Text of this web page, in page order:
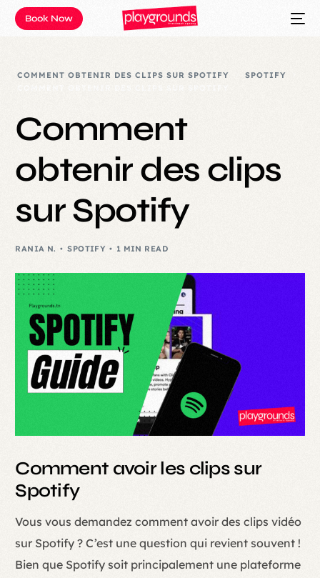
Book Now
COMMENT OBTENIR DES CLIPS SUR SPOTIFY
SPOTIFY
Comment
obtenir des clips
sur Spotify
RANIA N. SPOTIFY 1 MIN READ
Comment avoir les clips sur
Spotify
Vous vous demandez comment avoir des clips vidéo
sur Spotify ? C’est une question qui revient souvent !
Bien que Spotify soit principalement une plateforme